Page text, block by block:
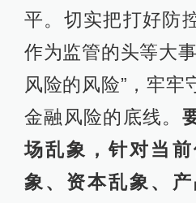
平。切实把打好防
作为监管的头等大
风险的风险”，牢牢
金融风险的底线。
场乱象，针对当
象、资本乱象、